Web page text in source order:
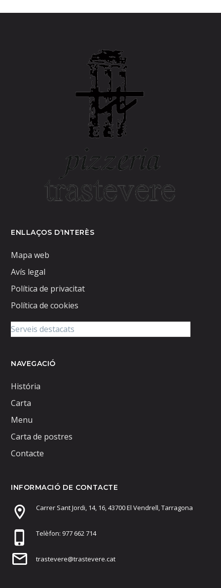
ENLLAÇOS D’INTERÈS
Mapa web
Avís legal
Política de privacitat
Política de cookies
NAVEGACIÓ
História
Carta
Menu
Carta de postres
Contacte
INFORMACIÓ DE CONTACTE
Carrer Sant Jordi, 14, 16, 43700 El Vendrell, Tarragona
Telèfon: 977 662 714
trastevere@trastevere.cat